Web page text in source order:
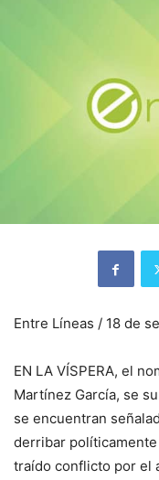
Entre Líneas / 18 de
EN LA VÍSPERA, el
Martínez García, se
se encuentran
derribar
traído conflicto por el